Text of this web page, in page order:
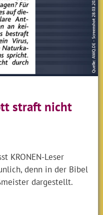
straft nicht
KRONEN-Leser
denn in der Bibel
dargestellt.